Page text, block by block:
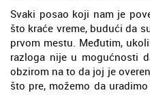
Svaki posao koji nam je
što kraće vreme, budući da
prvom mestu. Međutim,
razloga nije u mogućnosti
obzirom na to da joj je
što pre, možemo da